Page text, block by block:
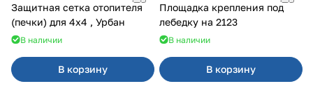
Защитная сетка отопителя
(печки) для 4x4 , Урбан
В наличии
В корзину
Площадка крепления под
лебедку на 2123
В наличии
В корзину